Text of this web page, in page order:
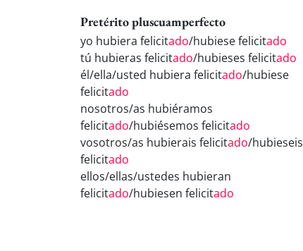
Pretérito pluscuamperfecto
yo hubiera felicitado/hubiese felicitado
tú hubieras felicitado/hubieses felicitado
él/ella/usted hubiera felicitado/hubiese
felicitado
nosotros/as hubiéramos
felicitado/hubiésemos felicitado
vosotros/as hubierais felicitado/hubieseis
felicitado
ellos/ellas/ustedes hubieran
felicitado/hubiesen felicitado